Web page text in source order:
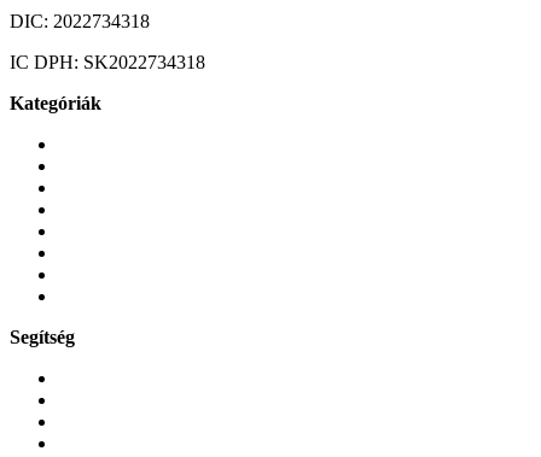
DIC: 2022734318
IC DPH: SK2022734318
Kategóriák
Segítség